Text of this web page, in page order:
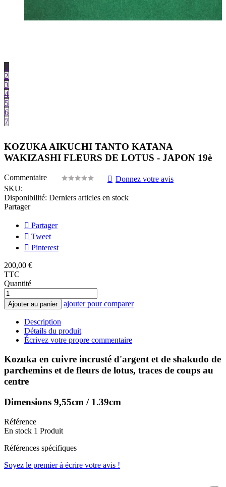
1
2
3
4
5
6
7
KOZUKA AIKUCHI TANTO KATANA
WAKIZASHI FLEURS DE LOTUS - JAPON 19è
Commentaire
Donnez votre avis
SKU:
Disponibilité: Derniers articles en stock
Partager
Partager
Tweet
Pinterest
200,00 €
TTC
Quantité
Ajouter au panier ajouter pour comparer
Description
Détails du produit
Écrivez votre propre commentaire
Kozuka en cuivre incrusté d'argent et de shakudo de
parchemins et de fleurs de lotus, traces de coups au
centre
Dimensions 9,55cm / 1.39cm
Référence
En stock 1 Produit
Références spécifiques
Soyez le premier à écrire votre avis !